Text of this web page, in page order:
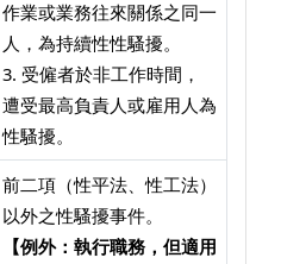
作業或業務往來關係之同一
人，為持續性性騷擾。
3. 受僱者於非工作時間，
遭受最高負責人或雇用人為
性騷擾。
前二項（性平法、性工法）
以外之性騷擾事件。
【例外：執行職務，但適用